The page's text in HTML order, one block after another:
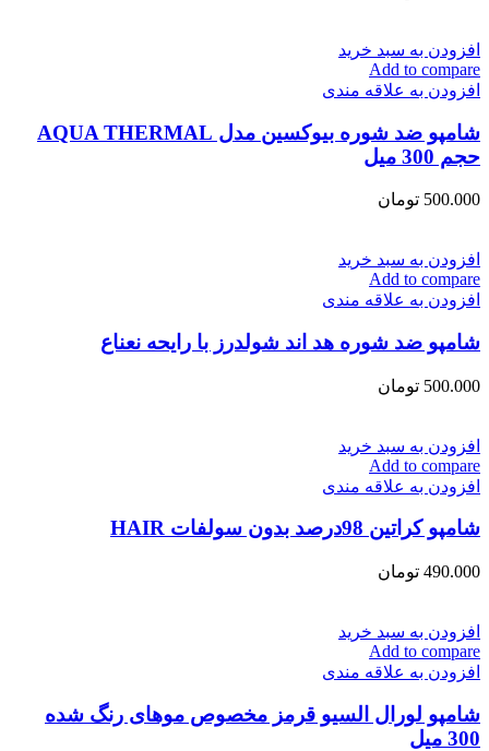
افزودن به سبد خرید
Add to compare
افزودن به علاقه مندی
شامپو ضد شوره بیوکسین مدل AQUA THERMAL
حجم 300 میل
500.000 تومان
افزودن به سبد خرید
Add to compare
افزودن به علاقه مندی
شامپو ضد شوره هد اند شولدرز با رایحه نعناع
500.000 تومان
افزودن به سبد خرید
Add to compare
افزودن به علاقه مندی
شامپو کراتین 98درصد بدون سولفات HAIR
490.000 تومان
افزودن به سبد خرید
Add to compare
افزودن به علاقه مندی
شامپو لورال السیو قرمز مخصوص موهای رنگ شده
300 میل